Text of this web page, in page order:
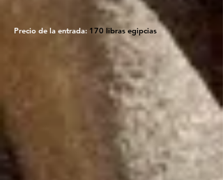
Precio de la entrada: 170 libras egipcias